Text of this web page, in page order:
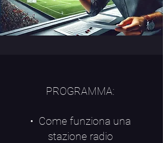
PROGRAMMA:
• Come funziona una
stazione radio